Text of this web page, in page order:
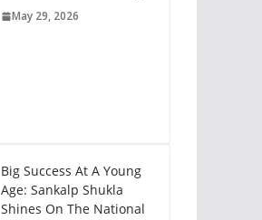
May 29, 2026
Big Success At A Young
Age: Sankalp Shukla
Shines On The National